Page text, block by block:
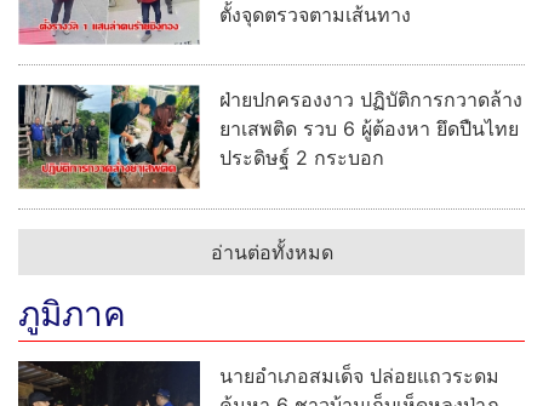
ตั้งจุดตรวจตามเส้นทาง
ฝ่ายปกครองงาว ปฏิบัติการกวาดล้าง
ยาเสพติด รวบ 6 ผู้ต้องหา ยึดปืนไทย
ประดิษฐ์ 2 กระบอก
อ่านต่อทั้งหมด
ภูมิภาค
นายอำเภอสมเด็จ ปล่อยแถวระดม